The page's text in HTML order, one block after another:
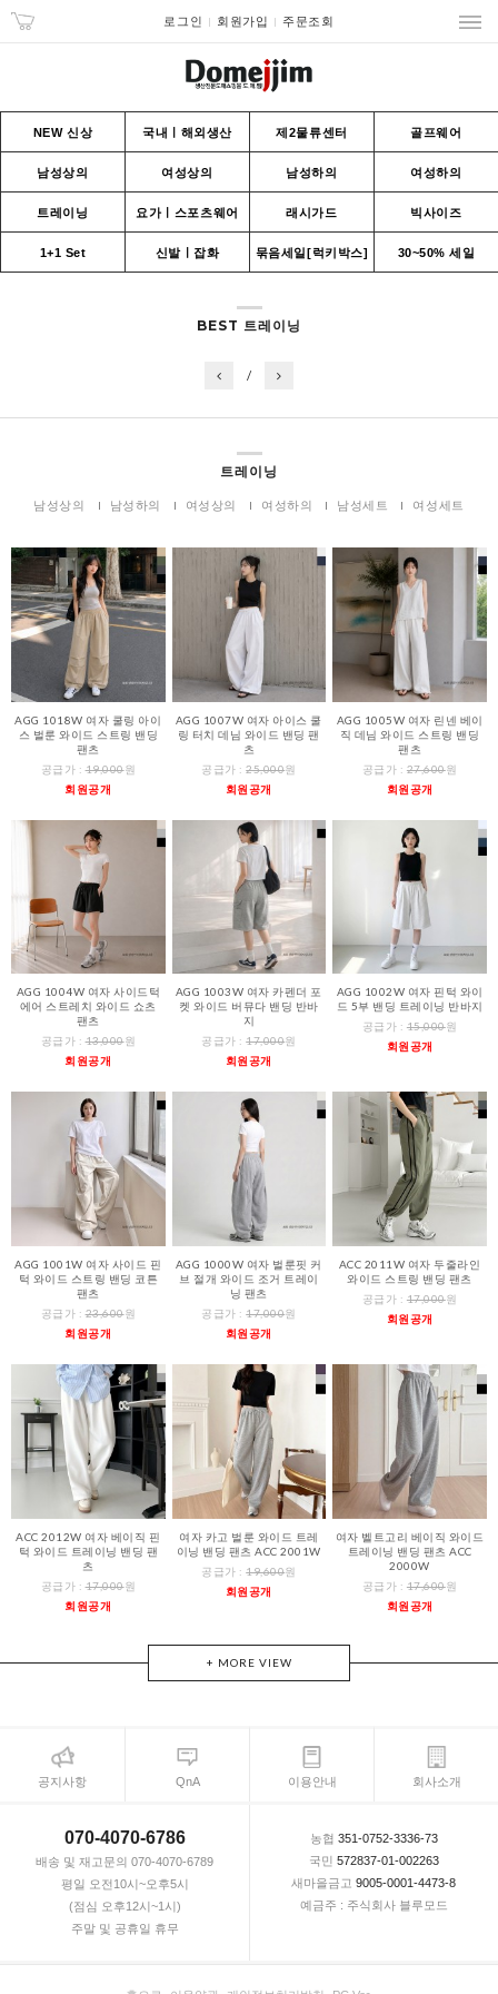
로그인 회원가입 주문조회
NEW 신상 국내ㅣ해외생산 제2물류센터 골프웨어
남성상의 여성상의 남성하의 여성하의
트레이닝 요가ㅣ스포츠웨어 래시가드 빅사이즈
1+1 Set 신발ㅣ잡화 묶음세일[럭키박스] 30~50% 세일
BEST 트레이닝
/
트레이닝
남성상의 남성하의 여성상의 여성하의 남성세트 여성세트
AGG 1018W 여자 쿨링 아이
스 벌룬 와이드 스트링 밴딩
팬츠
공급가 :19,000원
회원공개
AGG 1007W 여자 아이스 쿨
링 터치 데님 와이드 밴딩 팬
츠
공급가 :25,000원
회원공개
AGG 1005W 여자 린넨 베이
직 데님 와이드 스트링 밴딩
팬츠
공급가 : 27,600원
회원공개
AGG 1004W 여자 사이드턱
에어 스트레치 와이드 쇼츠
팬츠
공급가 :13,000원
회원공개
AGG 1003W 여자 카펜더 포
켓 와이드 버뮤다 밴딩 반바
지
공급가 :17,000원
회원공개
AGG 1002W 여자 핀턱 와이
드 5부 밴딩 트레이닝 반바지
공급가 : 15,000원
회원공개
AGG 1001W 여자 사이드 핀
턱 와이드 스트링 밴딩 코튼
팬츠
공급가 :23,600원
회원공개
AGG 1000W 여자 벌룬핏 커
브 절개 와이드 조거 트레이
닝 팬츠
공급가 :17,000원
회원공개
ACC 2011W 여자 두줄라인
와이드 스트링 밴딩 팬츠
공급가 : 17,000원
회원공개
ACC 2012W 여자 베이직 핀
턱 와이드 트레이닝 밴딩 팬
츠
공급가 :17,000원
회원공개
여자 카고 벌룬 와이드 트레
이닝 밴딩 팬츠 ACC 2001W
공급가 :19,600원
회원공개
여자 벨트고리 베이직 와이드
트레이닝 밴딩 팬츠 ACC
2000W
공급가 : 17,600원
회원공개
+ MORE VIEW
공지사항 QnA 이용안내 회사소개
070-4070-6786
배송 및 재고문의 070-4070-6789
평일 오전10시~오후5시
(점심 오후12시~1시)
주말 및 공휴일 휴무
농협 351-0752-3336-73
국민 572837-01-002263
새마을금고 9005-0001-4473-8
예금주 : 주식회사 블루모드